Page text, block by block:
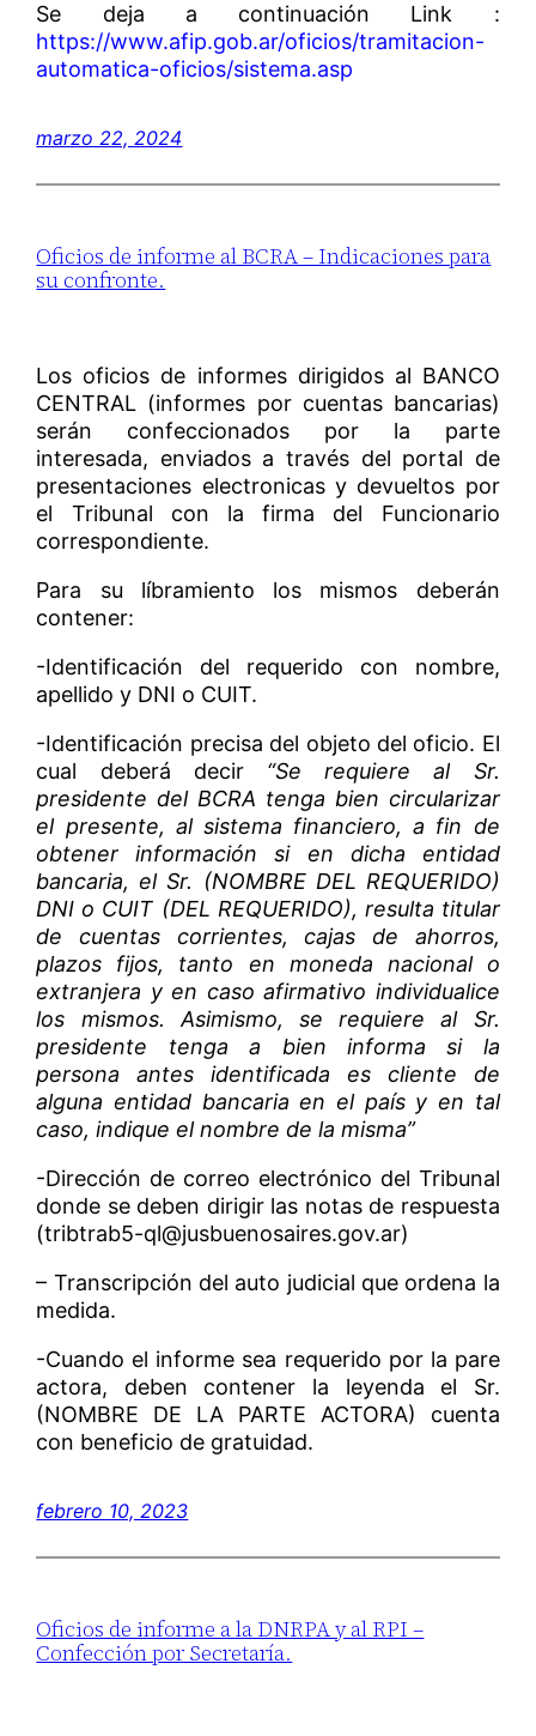
Se deja a continuación Link :
https://www.afip.gob.ar/oficios/tramitacion-
automatica-oficios/sistema.asp
marzo 22, 2024
Oficios de informe al BCRA – Indicaciones para
su confronte.
Los oficios de informes dirigidos al BANCO
CENTRAL (informes por cuentas bancarias)
serán confeccionados por la parte
interesada, enviados a través del portal de
presentaciones electronicas y devueltos por
el Tribunal con la firma del Funcionario
correspondiente.
Para su líbramiento los mismos deberán
contener:
-Identificación del requerido con nombre,
apellido y DNI o CUIT.
-Identificación precisa del objeto del oficio. El
cual deberá decir “Se requiere al Sr.
presidente del BCRA tenga bien circularizar
el presente, al sistema financiero, a fin de
obtener información si en dicha entidad
bancaria, el Sr. (NOMBRE DEL REQUERIDO)
DNI o CUIT (DEL REQUERIDO), resulta titular
de cuentas corrientes, cajas de ahorros,
plazos fijos, tanto en moneda nacional o
extranjera y en caso afirmativo individualice
los mismos. Asimismo, se requiere al Sr.
presidente tenga a bien informa si la
persona antes identificada es cliente de
alguna entidad bancaria en el país y en tal
caso, indique el nombre de la misma”
-Dirección de correo electrónico del Tribunal
donde se deben dirigir las notas de respuesta
(tribtrab5-ql@jusbuenosaires.gov.ar)
– Transcripción del auto judicial que ordena la
medida.
-Cuando el informe sea requerido por la pare
actora, deben contener la leyenda el Sr.
(NOMBRE DE LA PARTE ACTORA) cuenta
con beneficio de gratuidad.
febrero 10, 2023
Oficios de informe a la DNRPA y al RPI –
Confección por Secretaría.